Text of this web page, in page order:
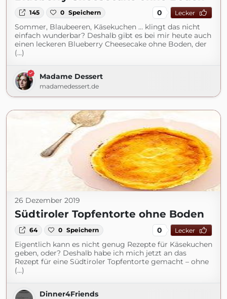
145 0 Speichern 0 Lecker
Sommer, Blaubeeren, Käsekuchen … klingt das nicht
einfach wunderbar? Deshalb gibt es bei mir heute auch
einen leckeren Blueberry Cheesecake ohne Boden, der
(...)
Madame Dessert
madamedessert.de
26 Dezember 2019
Südtiroler Topfentorte ohne Boden
64 0 Speichern 0 Lecker
Eigentlich kann es nicht genug Rezepte für Käsekuchen
geben, oder? Deshalb habe ich mich jetzt an das
Rezept für eine Südtiroler Topfentorte gemacht – ohne
(...)
Dinner4Friends